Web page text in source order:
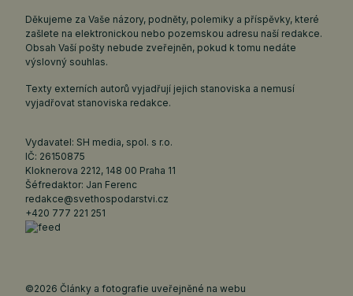
Děkujeme za Vaše názory, podněty, polemiky a příspěvky, které
zašlete na elektronickou nebo pozemskou adresu naší redakce.
Obsah Vaší pošty nebude zveřejněn, pokud k tomu nedáte
výslovný souhlas.
Texty externích autorů vyjadřují jejich stanoviska a nemusí
vyjadřovat stanoviska redakce.
Vydavatel: SH media, spol. s r.o.
IČ: 26150875
Kloknerova 2212, 148 00 Praha 11
Šéfredaktor: Jan Ferenc
redakce@svethospodarstvi.cz
+420 777 221 251
©2026 Články a fotografie uveřejněné na webu